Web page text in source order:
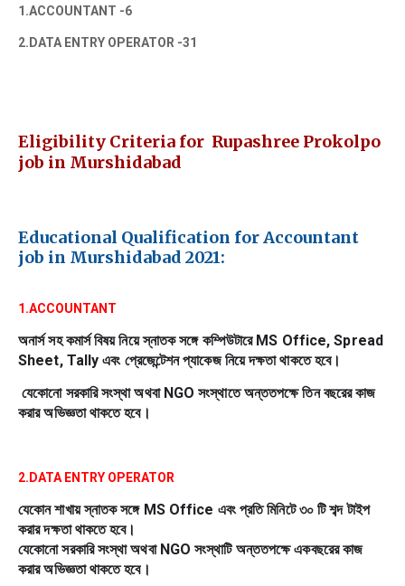
1.ACCOUNTANT -6
2.DATA ENTRY OPERATOR -31
Eligibility Criteria for Rupashree Prokolpo
job in Murshidabad
Educational Qualification for Accountant
job in Murshidabad 2021:
1.ACCOUNTANT
অনার্স সহ কমার্স বিষয় নিয়ে স্নাতক সঙ্গে কম্পিউটারে MS Office, Spread
Sheet, Tally এবং প্রেজেন্টেশন প্যাকেজ নিয়ে দক্ষতা থাকতে হবে।
যেকোনো সরকারি সংস্থা অথবা NGO সংস্থাতে অন্ততপক্ষে তিন বছরের কাজ
করার অভিজ্ঞতা থাকতে হবে।
2.DATA ENTRY OPERATOR
যেকোন শাখায় স্নাতক সঙ্গে MS Office এবং প্রতি মিনিটে ৩০ টি শব্দ টাইপ
করার দক্ষতা থাকতে হবে।
যেকোনো সরকারি সংস্থা অথবা NGO সংস্থাটি অন্ততপক্ষে একবছরের কাজ
করার অভিজ্ঞতা থাকতে হবে।